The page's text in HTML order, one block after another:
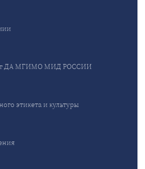
ДА МГИМО МИД РОССИИ
этикета и культуры